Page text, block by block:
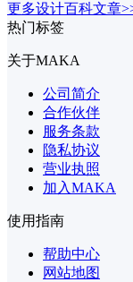
更多设计百科文章
热门标签
关于MAKA
公司简介
合作伙伴
服务条款
隐私协议
营业执照
加入MAKA
使用指南
帮助中心
网站地图